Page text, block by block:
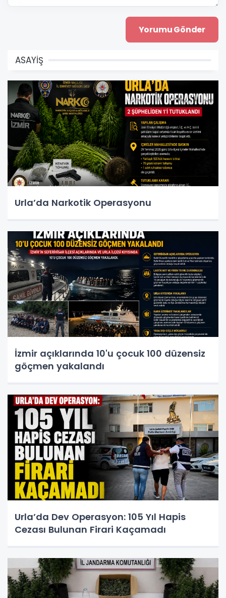
ASAYİŞ
Urla’da Narkotik Operasyonu
İzmir açıklarında 10'u çocuk 100 düzensiz
göçmen yakalandı
Urla’da Dev Operasyon: 105 Yıl Hapis
Cezası Bulunan Firari Kaçamadı